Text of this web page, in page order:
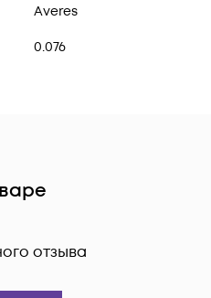
Averes
0.076
отзыва